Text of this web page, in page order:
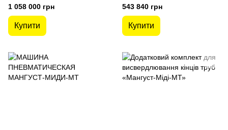
1 058 000 грн
Купити
543 840 грн
Купити